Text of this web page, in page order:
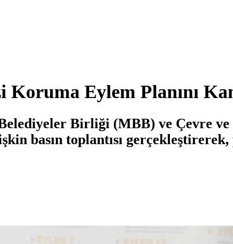
Eylem Planını
Birliği (MBB) ve Çevre ve
basın toplantısı